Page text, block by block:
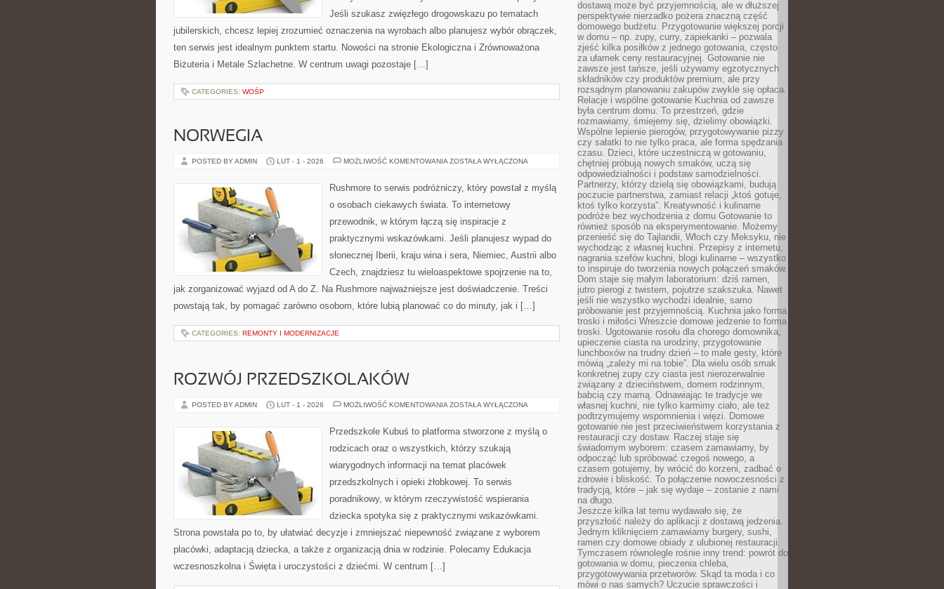
Jeśli szukasz zwięzłego drogowskazu po tematach
jubilerskich, chcesz lepiej zrozumieć oznaczenia na wyrobach albo planujesz wybór obrączek,
ten serwis jest idealnym punktem startu. Nowości na stronie Ekologiczna i Zrównoważona
Biżuteria i Metale Szlachetne. W centrum uwagi pozostaje […]
CATEGORIES: WOŚP
NORWEGIA
POSTED BY ADMIN LUT - 1 - 2026 MOŻLIWOŚĆ KOMENTOWANIA NORWEGIA
ZOSTAŁA WYŁĄCZONA
Rushmore to serwis podróżniczy, który powstał z myślą
o osobach ciekawych świata. To internetowy
przewodnik, w którym łączą się inspiracje z
praktycznymi wskazówkami. Jeśli planujesz wypad do
słonecznej Iberii, kraju wina i sera, Niemiec, Austrii albo
Czech, znajdziesz tu wieloaspektowe spojrzenie na to,
jak zorganizować wyjazd od A do Z. Na Rushmore najważniejsze jest doświadczenie. Treści
powstają tak, by pomagać zarówno osobom, które lubią planować co do minuty, jak i […]
CATEGORIES: REMONTY I MODERNIZACJE
ROZWÓJ PRZEDSZKOLAKÓW
POSTED BY ADMIN LUT - 1 - 2026 MOŻLIWOŚĆ KOMENTOWANIA ROZWÓJ
ZOSTAŁA WYŁĄCZONA
Przedszkole Kubuś to platforma stworzone z myślą o
rodzicach oraz o wszystkich, którzy szukają
wiarygodnych informacji na temat placówek
przedszkolnych i opieki żłobkowej. To serwis
poradnikowy, w którym rzeczywistość wspierania
dziecka spotyka się z praktycznymi wskazówkami.
Strona powstała po to, by ułatwiać decyzje i zmniejszać niepewność związane z wyborem
placówki, adaptacją dziecka, a także z organizacją dnia w rodzinie. Polecamy Edukacja
wczesnoszkolna i Święta i uroczystości z dziećmi. W centrum […]
dostawą może być przyjemnością, ale w dłuższej
perspektywie nierzadko pożera znaczną część
domowego budżetu. Przygotowanie większej porcji
w domu – np. zupy, curry, zapiekanki – pozwala
zjeść kilka posiłków z jednego gotowania, często
za ułamek ceny restauracyjnej. Gotowanie nie
zawsze jest tańsze, jeśli używamy egzotycznych
składników czy produktów premium, ale przy
rozsądnym planowaniu zakupów zwykle się opłaca.
Relacje i wspólne gotowanie Kuchnia od zawsze
była centrum domu. To przestrzeń, gdzie
rozmawiamy, śmiejemy się, dzielimy obowiązki.
Wspólne lepienie pierogów, przygotowywanie pizzy
czy sałatki to nie tylko praca, ale forma spędzania
czasu. Dzieci, które uczestniczą w gotowaniu,
chętniej próbują nowych smaków, uczą się
odpowiedzialności i podstaw samodzielności.
Partnerzy, którzy dzielą się obowiązkami, budują
poczucie partnerstwa, zamiast relacji „ktoś gotuje,
ktoś tylko korzysta”. Kreatywność i kulinarne
podróże bez wychodzenia z domu Gotowanie to
również sposób na eksperymentowanie. Możemy
przenieść się do Tajlandii, Włoch czy Meksyku, nie
wychodząc z własnej kuchni. Przepisy z internetu,
nagrania szefów kuchni, blogi kulinarne – wszystko
to inspiruje do tworzenia nowych połączeń smaków.
Dom staje się małym laboratorium: dziś ramen,
jutro pierogi z twistem, pojutrze szakszuka. Nawet
jeśli nie wszystko wychodzi idealnie, samo
próbowanie jest przyjemnością. Kuchnia jako forma
troski i miłości Wreszcie domowe jedzenie to forma
troski. Ugotowanie rosołu dla chorego domownika,
upieczenie ciasta na urodziny, przygotowanie
lunchboxów na trudny dzień – to małe gesty, które
mówią „zależy mi na tobie”. Dla wielu osób smak
konkretnej zupy czy ciasta jest nierozerwalnie
związany z dzieciństwem, domem rodzinnym,
babcią czy mamą. Odnawiając te tradycje we
własnej kuchni, nie tylko karmimy ciało, ale też
podtrzymujemy wspomnienia i więzi. Domowe
gotowanie nie jest przeciwieństwem korzystania z
restauracji czy dostaw. Raczej staje się
świadomym wyborem: czasem zamawiamy, by
odpocząć lub spróbować czegoś nowego, a
czasem gotujemy, by wrócić do korzeni, zadbać o
zdrowie i bliskość. To połączenie nowoczesności z
tradycją, które – jak się wydaje – zostanie z nami
na długo.
Jeszcze kilka lat temu wydawało się, że
przyszłość należy do aplikacji z dostawą jedzenia.
Jednym kliknięciem zamawiamy burgery, sushi,
ramen czy domowe obiady z ulubionej restauracji.
Tymczasem równolegle rośnie inny trend: powrót do
gotowania w domu, pieczenia chleba,
przygotowywania przetworów. Skąd ta moda i co
mówi o nas samych? Uczucie sprawczości i